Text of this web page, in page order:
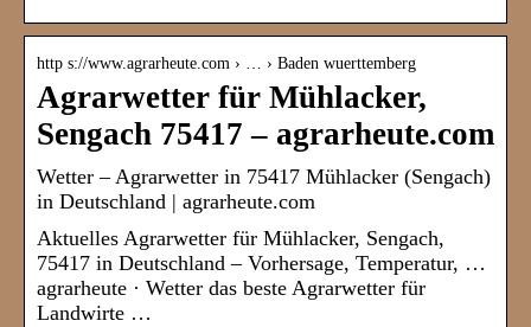
http s://www.agrarheute.com › … › Baden wuerttemberg
Agrarwetter für Mühlacker,
Sengach 75417 – agrarheute.com
Wetter – Agrarwetter in 75417 Mühlacker (Sengach)
in Deutschland | agrarheute.com
Aktuelles Agrarwetter für Mühlacker, Sengach,
75417 in Deutschland – Vorhersage, Temperatur, …
agrarheute · Wetter das beste Agrarwetter für
Landwirte …